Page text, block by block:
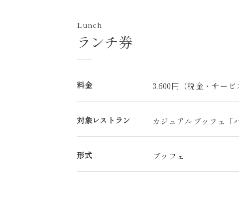
Lunch
ランチ券
料金 3,600円（税金・サービ
対象レストラン カジュアルブッフェ「
形式 ブッフェ